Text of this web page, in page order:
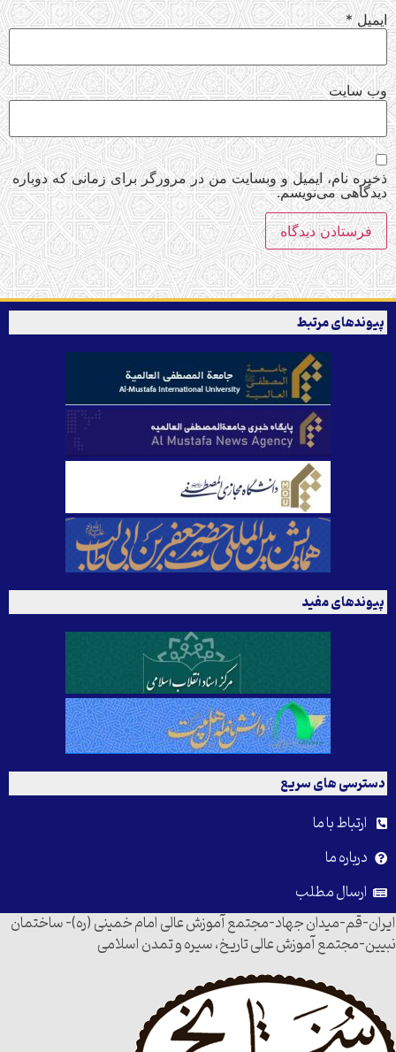
ایمیل*
وب‌ سایت
ذخیره نام، ایمیل و وبسایت من در مرورگر برای زمانی که دوباره
دیدگاهی می‌نویسم.
پیوندهای مرتبط
پیوندهای مفید
دسترسی های سریع
ارتباط با ما
درباره ما
ارسال مطلب
ایران-قم-میدان جهاد-مجتمع آموزش عالی امام خمینی (ره)- ساختمان
نبیین-مجتمع آموزش عالی تاریخ، سیره و تمدن اسلامی